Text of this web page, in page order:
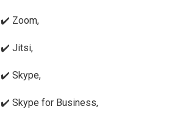
✔️ Zoom,
✔️ Jitsi,
✔️ Skype,
✔️ Skype for Business,